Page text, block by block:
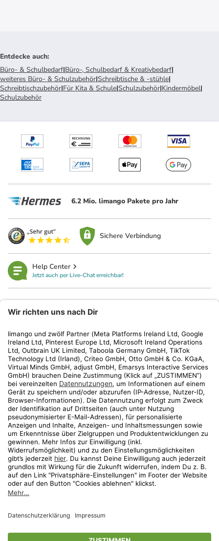
Entdecke auch:
Büro- & Schulbedarf|Büro-, Schulbedarf & Kreativbedarf|
weiteres Büro- & Schulzubehör|Schreibtische & -stühle|
Schreibtischzubehör|Für Kita & Schule|Schulzubehör|Kindermöbel|
Schulzubehör
6.2 Mio. limango Pakete pro Jahr
Sichere Verbindung
Help Center
Jetzt auch per Live-Chat erreichbar!
Kundenservice
Shop
Aktionen
Travel